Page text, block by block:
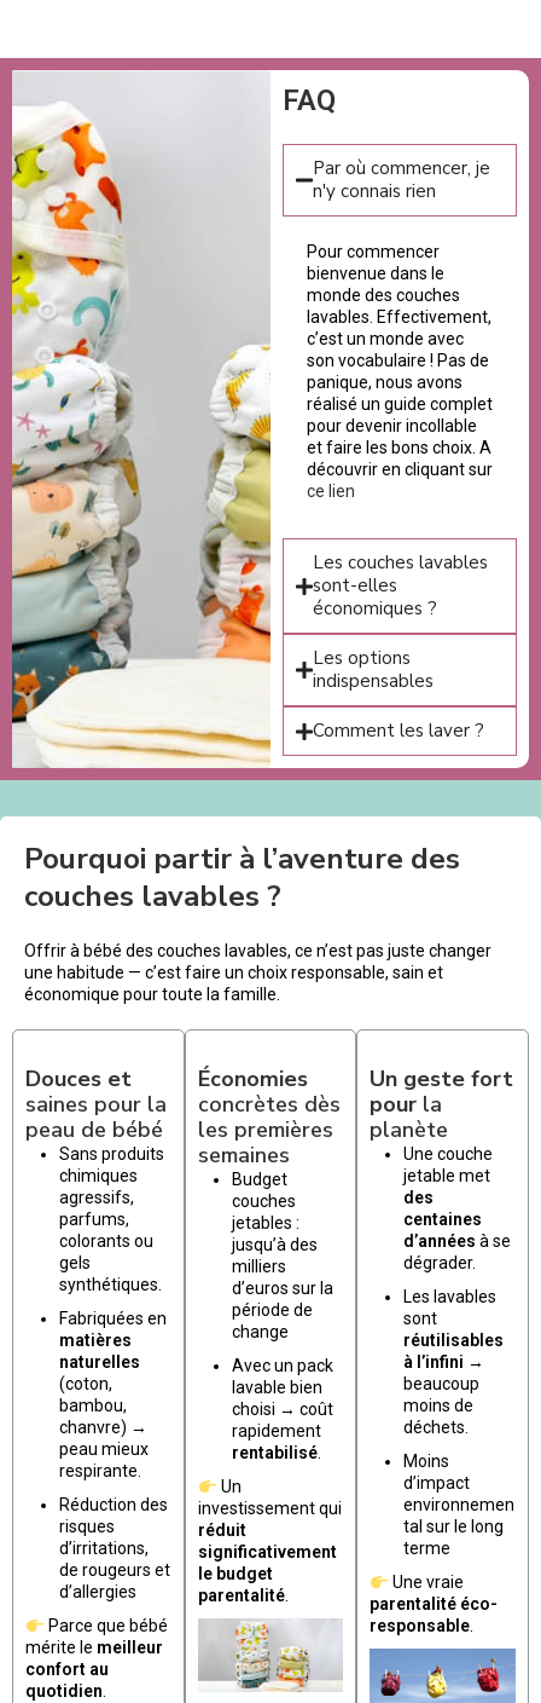
FAQ
Par où commencer, je
n'y connais rien
Pour commencer
bienvenue dans le
monde des couches
lavables. Effectivement,
c’est un monde avec
son vocabulaire ! Pas de
panique, nous avons
réalisé un guide complet
pour devenir incollable
et faire les bons choix. A
découvrir en cliquant sur
ce lien
Les couches lavables
sont-elles
économiques ?
Les options
indispensables
Comment les laver ?
Pourquoi partir à l’aventure des
couches lavables ?
Offrir à bébé des couches lavables, ce n’est pas juste changer
une habitude — c’est faire un choix responsable, sain et
économique pour toute la famille.
Douces et
saines pour la
peau de bébé
Sans produits
chimiques
agressifs,
parfums,
colorants ou
gels
synthétiques.
Fabriquées en
matières
naturelles
(coton,
bambou,
chanvre) →
peau mieux
respirante.
Réduction des
risques
d’irritations,
de rougeurs et
d’allergies
Parce que bébé
mérite le meilleur
confort au
quotidien.
Économies
concrètes dès
les premières
semaines
Budget
couches
jetables :
jusqu’à des
milliers
d’euros sur la
période de
change
Avec un pack
lavable bien
choisi → coût
rapidement
rentabilisé.
Un
investissement qui
réduit
significativement
le budget
parentalité.
Un geste fort
pour la
planète
Une couche
jetable met
des
centaines
d’années à se
dégrader.
Les lavables
sont
réutilisables
à l’infini →
beaucoup
moins de
déchets.
Moins
d’impact
environnemen
tal sur le long
terme
Une vraie
parentalité éco-
responsable.